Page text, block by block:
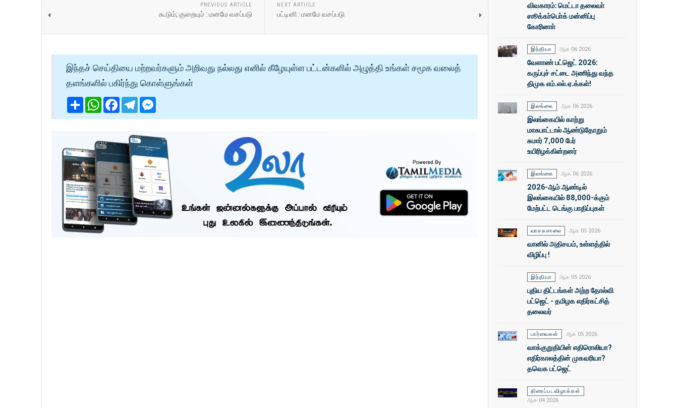
PREVIOUS ARTICLE
கூடும்; குறையும் : மனமே வசப்படு
NEXT ARTICLE
பட்டினி : மனமே வசப்படு
இந்தச் செய்தியை மற்றவர்களும் அறிவது நல்லது எனில் கீழேயுள்ள பட்டன்களில் அழுத்தி உங்கள் சமூக வலைத்
தளங்களில் பகிர்ந்து கொள்ளுங்கள்
ShareWhatsApp
Facebook
Telegram
விவகாரம்: மெட்டா தலைவா்
ஸூக்கா்பொ்க் மன்னிப்பு
கோரினாா்
இந்தியா ஆக 06 2026
வேளாண் பட்ஜெட் 2026:
கருப்புச் சட்டை அணிந்து வந்த
திமுக எம்.எல்.ஏ.க்கள்!
இலங்கை ஆக 06 2026
இலங்கையில் காற்று
மாசுபாட்டால் ஆண்டுதோறும்
சுமார் 7,000 பேர்
உயிரிழக்கின்றனர்
இலங்கை ஆக 06 2026
2026-ஆம் ஆண்டில்
இலங்கையில் 88,000-க்கும்
மேற்பட்ட டெங்கு பாதிப்புகள்
வாசகசாலை ஆக 05 2026
வானில் அதிசயம், உள்ளத்தில்
விழிப்பு !
இந்தியா ஆக 05 2026
புதிய திட்டங்கள் அற்ற தோல்வி
பட்ஜெட் - தமிழக எதிர்கட்சித்
தலைவர்
பார்வைகள் ஆக 05 2026
வாக்குறுதியின் எதிரொலியா?
எதிர்காலத்தின் முகவரியா?
தவெக பட்ஜெட்
திரைப்படவிழாக்கள்
ஆக 04 2026